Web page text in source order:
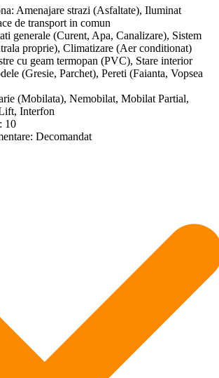
Amenajare strazi (Asfaltate), Iluminat
de transport in comun
generale (Curent, Apa, Canalizare), Sistem
proprie), Climatizare (Aer conditionat)
cu geam termopan (PVC), Stare interior
(Gresie, Parchet), Pereti (Faianta, Vopsea
(Mobilata), Nemobilat, Mobilat Partial,
Interfon
10
Decomandat